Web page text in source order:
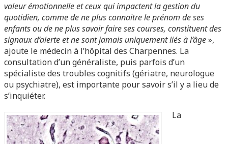
valeur émotionnelle et ceux qui impactent la gestion du
quotidien, comme de ne plus connaitre le prénom de ses
enfants ou de ne plus savoir faire ses courses, constituent des
signaux d’alerte et ne sont jamais uniquement liés à l’âge»,
ajoute le médecin à l’hôpital des Charpennes. La
consultation d’un généraliste, puis parfois d’un
spécialiste des troubles cognitifs (gériatre, neurologue
ou psychiatre), est importante pour savoir s’il y a lieu de
s’inquiéter.
La